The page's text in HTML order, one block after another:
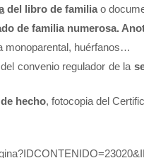
del libro de familiao
de familia numerosa.
monoparental, huérfanos…
convenio regulador de la
hecho, fotocopia del